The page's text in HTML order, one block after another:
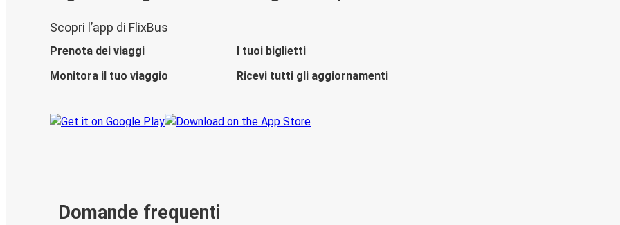
Scopri l’app di FlixBus
Prenota dei viaggi
I tuoi biglietti
Monitora il tuo viaggio
Ricevi tutti gli aggiornamenti
Domande frequenti